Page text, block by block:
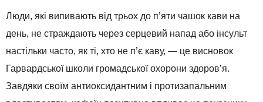
Люди, які випивають від трьох до п’яти чашок кави на
день, не страждають через серцевий напад або інсульт
настільки часто, як ті, хто не п’є каву, — це висновок
Гарвардської школи громадської охорони здоров’я.
Завдяки своїм антиоксидантним і протизапальним